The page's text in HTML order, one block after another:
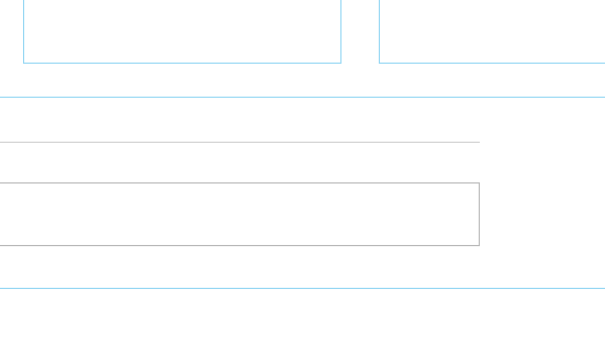
ESCENARIOS DE FUTURO
Publicamos un primer